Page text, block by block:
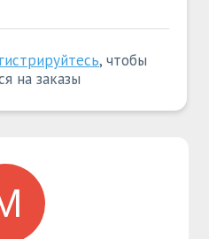
, чтобы
на заказы